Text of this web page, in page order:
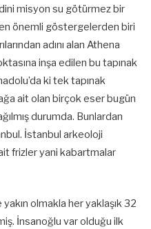
dini misyon su götürmez bir
önemli göstergelerden biri
adını alan Athena
inşa edilen bu tapınak
ki tek tapınak
ait olan birçok eser bugün
durumda. Bunlardan
İstanbul arkeoloji
frizler yani kabartmalar
olmakla her yaklaşık 32
İnsanoğlu var olduğu ilk